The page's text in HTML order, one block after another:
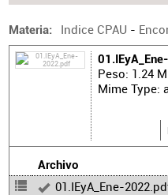
Materia Indice CPAU -
Peso: 1.24
Mime Type:
Archivo
01.IEyA_Ene-